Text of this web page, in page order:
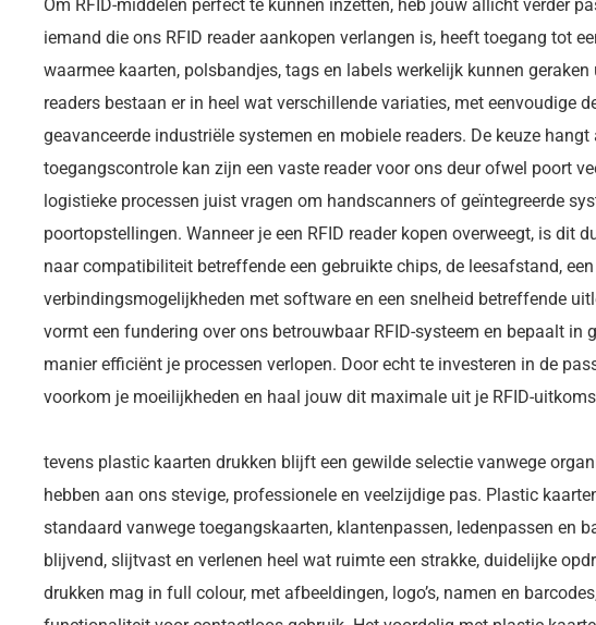
Om RFID-middelen perfect te kunnen inzetten, heb jouw allicht verder
iemand die ons RFID reader aankopen verlangen is, heeft toegang tot
waarmee kaarten, polsbandjes, tags en labels werkelijk kunnen geraken
readers bestaan er in heel wat verschillende variaties, met eenvoudige
geavanceerde industriële systemen en mobiele readers. De keuze
toegangscontrole kan zijn een vaste reader voor ons deur ofwel poort
logistieke processen juist vragen om handscanners of geïntegreerde
poortopstellingen. Wanneer je een RFID reader kopen overweegt, is dit
naar compatibiliteit betreffende een gebruikte chips, de leesafstand, een
verbindingsmogelijkheden met software en een snelheid betreffende
vormt een fundering over ons betrouwbaar RFID-systeem en bepaalt in
manier efficiënt je processen verlopen. Door echt te investeren in de
voorkom je moeilijkheden en haal jouw dit maximale uit je RFID-
tevens plastic kaarten drukken blijft een gewilde selectie vanwege
hebben aan ons stevige, professionele en veelzijdige pas. Plastic
standaard vanwege toegangskaarten, klantenpassen, ledenpassen en
blijvend, slijtvast en verlenen heel wat ruimte een strakke, duidelijke
drukken mag in full colour, met afbeeldingen, logo’s, namen en